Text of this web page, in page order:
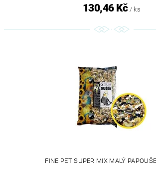
130,46 Kč / ks
FINE PET SUPER MIX MALÝ